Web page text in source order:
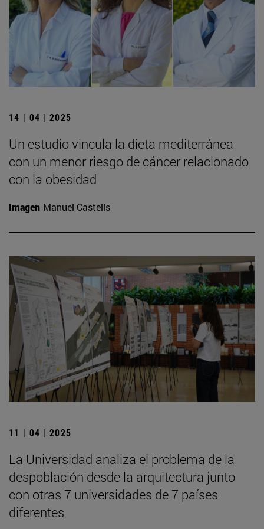
14 | 04 | 2025
Un estudio vincula la dieta mediterránea
con un menor riesgo de cáncer relacionado
con la obesidad
Imagen Manuel Castells
11 | 04 | 2025
La Universidad analiza el problema de la
despoblación desde la arquitectura junto
con otras 7 universidades de 7 países
diferentes